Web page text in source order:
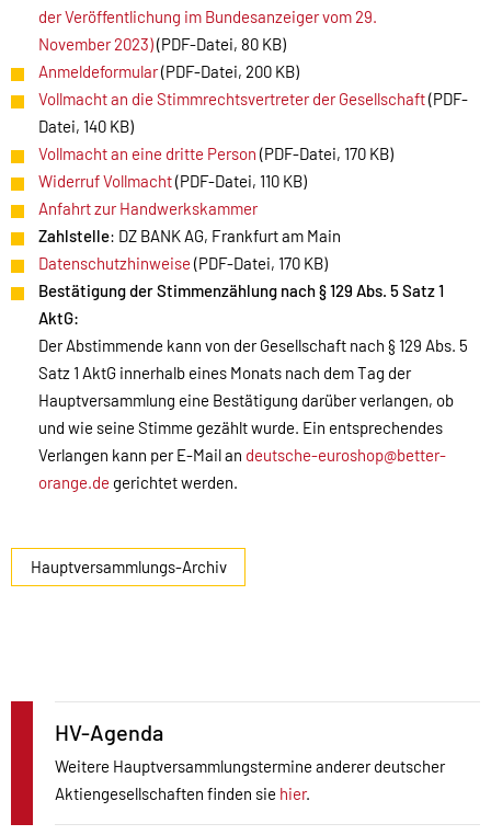
der Veröffentlichung im Bundesanzeiger vom 29.
November 2023)(PDF-Datei, 80 KB)
Anmeldeformular(PDF-Datei, 200 KB)
Vollmacht an die Stimmrechtsvertreter der Gesellschaft(PDF-
Datei, 140 KB)
Vollmacht an eine dritte Person (PDF-Datei, 170 KB)
Widerruf Vollmacht(PDF-Datei, 110 KB)
Anfahrt zur Handwerkskammer
Zahlstelle: DZ BANK AG, Frankfurt am Main
Datenschutzhinweise (PDF-Datei, 170 KB)
Bestätigung der Stimmenzählung nach § 129 Abs. 5 Satz 1
AktG:
Der Abstimmende kann von der Gesellschaft nach § 129 Abs. 5
Satz 1 AktG innerhalb eines Monats nach dem Tag der
Hauptversammlung eine Bestätigung darüber verlangen, ob
und wie seine Stimme gezählt wurde. Ein entsprechendes
Verlangen kann per E-Mail an deutsche-euroshop@better-
orange.de gerichtet werden.
Hauptversammlungs-Archiv
HV-Agenda
Weitere Hauptversammlungstermine anderer deutscher
Aktiengesellschaften finden sie hier.